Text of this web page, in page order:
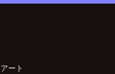
アート